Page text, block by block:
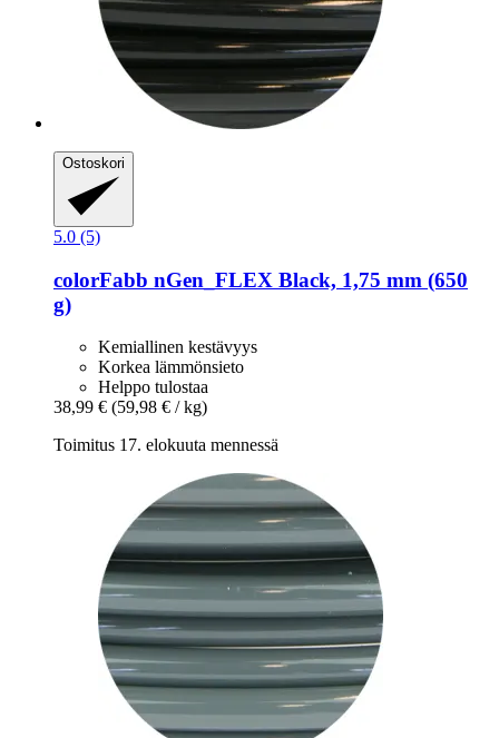
Ostoskori
5.0 (5)
colorFabb nGen_FLEX Black, 1,75 mm (650
g)
Kemiallinen kestävyys
Korkea lämmönsieto
Helppo tulostaa
38,99 € (59,98 € / kg)
Toimitus 17. elokuuta mennessä